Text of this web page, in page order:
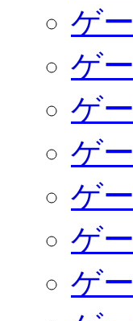
ゲ
ゲ
ゲ
ゲ
ゲ
ゲ
ゲ